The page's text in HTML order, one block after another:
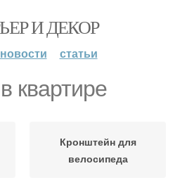
И ДЕКОР
новости статьи
квартире
Кронштейн для
велосипеда